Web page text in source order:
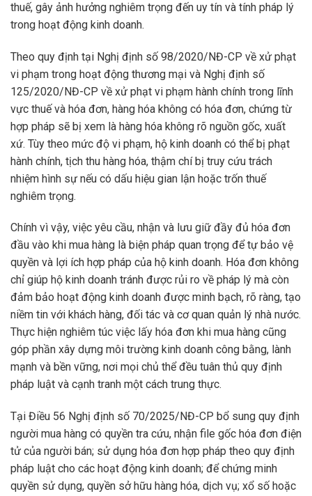
thuế, gây ảnh hưởng nghiêm trọng đến uy tín và tính pháp lý
trong hoạt động kinh doanh.
Theo quy định tại Nghị định số 98/2020/NĐ-CP về xử phạt
vi phạm trong hoạt động thương mại và Nghị định số
125/2020/NĐ-CP về xử phạt vi phạm hành chính trong lĩnh
vực thuế và hóa đơn, hàng hóa không có hóa đơn, chứng từ
hợp pháp sẽ bị xem là hàng hóa không rõ nguồn gốc, xuất
xứ. Tùy theo mức độ vi phạm, hộ kinh doanh có thể bị phạt
hành chính, tịch thu hàng hóa, thậm chí bị truy cứu trách
nhiệm hình sự nếu có dấu hiệu gian lận hoặc trốn thuế
nghiêm trọng.
Chính vì vậy, việc yêu cầu, nhận và lưu giữ đầy đủ hóa đơn
đầu vào khi mua hàng là biện pháp quan trọng để tự bảo vệ
quyền và lợi ích hợp pháp của hộ kinh doanh. Hóa đơn không
chỉ giúp hộ kinh doanh tránh được rủi ro về pháp lý mà còn
đảm bảo hoạt động kinh doanh được minh bạch, rõ ràng, tạo
niềm tin với khách hàng, đối tác và cơ quan quản lý nhà nước.
Thực hiện nghiêm túc việc lấy hóa đơn khi mua hàng cũng
góp phần xây dựng môi trường kinh doanh công bằng, lành
mạnh và bền vững, nơi mọi chủ thể đều tuân thủ quy định
pháp luật và cạnh tranh một cách trung thực.
Tại Điều 56 Nghị định số 70/2025/NĐ-CP bổ sung quy định
người mua hàng có quyền tra cứu, nhận file gốc hóa đơn điện
tử của người bán; sử dụng hóa đơn hợp pháp theo quy định
pháp luật cho các hoạt động kinh doanh; để chứng minh
quyền sử dụng, quyền sở hữu hàng hóa, dịch vụ; xổ số hoặc